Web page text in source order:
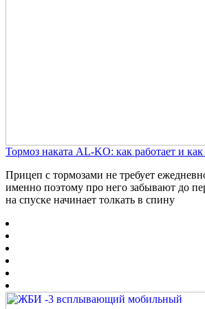
Тормоз наката AL-KO: как работает и
Прицеп с тормозами не требует
именно поэтому про него забывают до
на спуске начинает толкать в спину